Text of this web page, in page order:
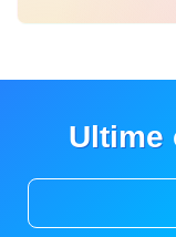
Ultime